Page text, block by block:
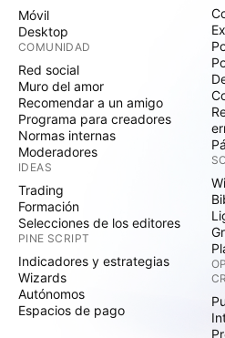
Móvil
Desktop
COMUNIDAD
Red social
Muro del amor
Recomendar a un amigo
Programa para creadores
Normas internas
Moderadores
IDEAS
Trading
Formación
Selecciones de los editores
PINE SCRIPT
Indicadores y estrategias
Wizards
Autónomos
Espacios de pago